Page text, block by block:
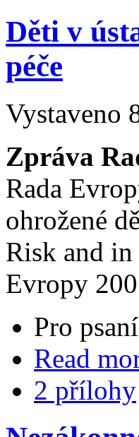
Děti v
péče
Vystaveno
Zpráva
Rada
ohrožené
Risk and
Evropy
Pro
Read
2 přílohy